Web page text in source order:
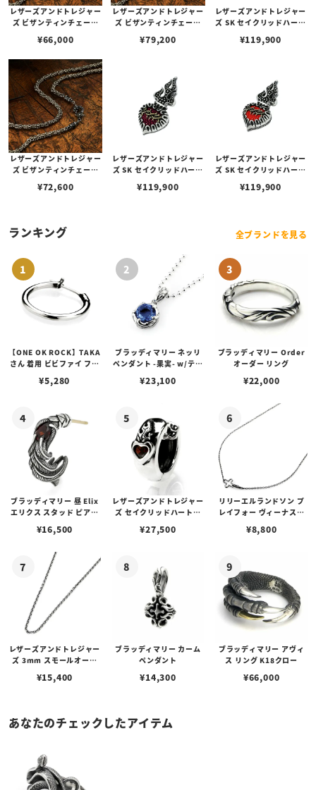
レザーズアンドトレジャー
ズ ビザンティンチェーン
0cm
¥66,000
レザーズアンドトレジャー
ズ ビザンティンチェーン
0cm
¥79,200
レザーズアンドトレジャー
ズ SK セイクリッドハート
（トップのみ）
¥119,900
レザーズアンドトレジャー
ズ ビザンティンチェーン
0cm
¥72,600
レザーズアンドトレジャー
ズ SK セイクリッドハート
（トップのみ）
¥119,900
レザーズアンドトレジャー
ズ SK セイクリッドハート
（トップのみ）
¥119,900
ランキング 全ブランドを見る
【ONE OK ROCK】TAKA
さん 着用 ビビファイ フー
¥5,280
ブラッディマリー ネッリ
ペンダント -果実- w/ティ
¥23,100
ブラッディマリー Order
オーダー リング
¥22,000
ブラッディマリー 昼 Elix
エリクス スタッド ピアス
¥16,500
レザーズアンドトレジャー
ズ セイクリッドハートピ
¥27,500
リリーエルランドソン プ
レイフォー ヴィーナスチ
¥8,800
レザーズアンドトレジャー
ズ 3mm スモールオーバ
ブスタークラスプ＆LTロ
¥15,400
ブラッディマリー カーム
ペンダント
¥14,300
ブラッディマリー アヴィ
ス リング K18クロー
¥66,000
あなたのチェックしたアイテム